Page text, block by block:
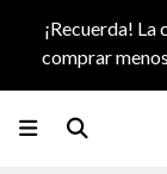
¡Recuerda!
comprar